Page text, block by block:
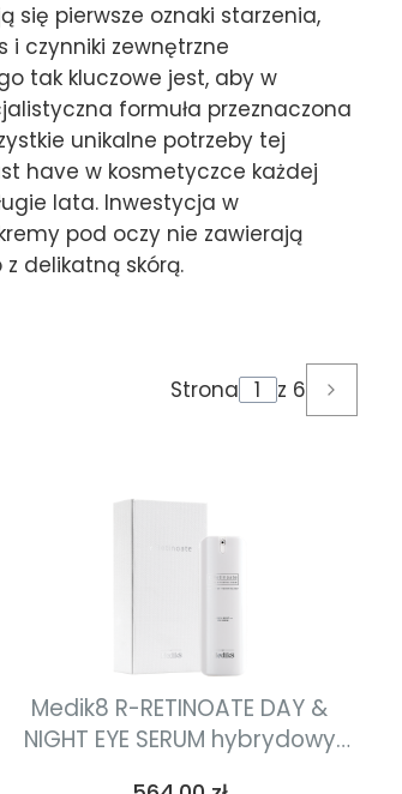
się pierwsze oznaki starzenia,
i czynniki zewnętrzne
tak kluczowe jest, aby w
formuła przeznaczona
unikalne potrzeby tej
have w kosmetyczce każdej
lata. Inwestycja w
pod oczy nie zawierają
delikatną skórą.
Strona z 6
Medik8 R-RETINOATE DAY &
NIGHT EYE SERUM hybrydowy